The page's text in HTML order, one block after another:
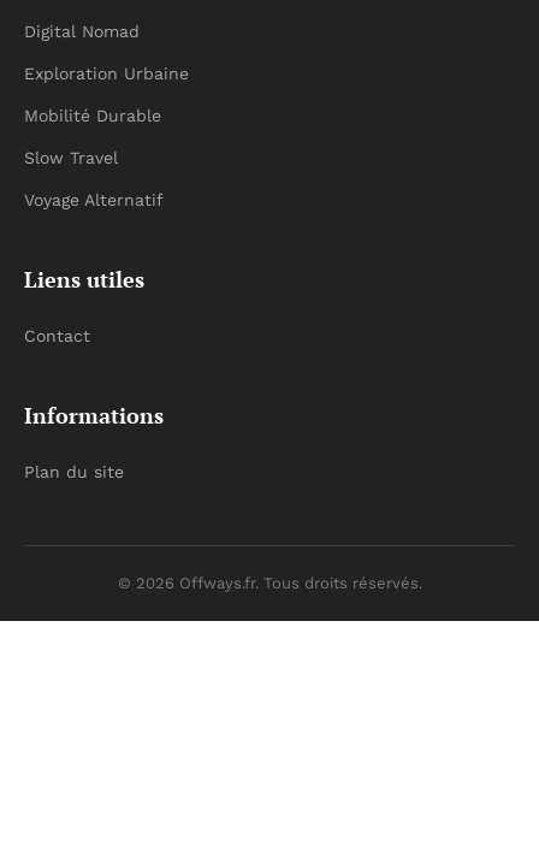
Digital Nomad
Exploration Urbaine
Mobilité Durable
Slow Travel
Voyage Alternatif
Liens utiles
Contact
Informations
Plan du site
© 2026 Offways.fr. Tous droits réservés.